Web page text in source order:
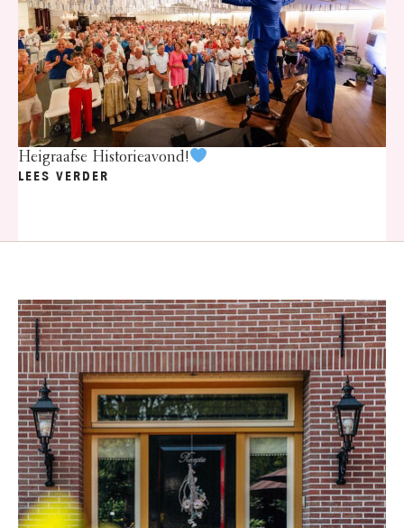
Heigraafse Historieavond!
LEES VERDER